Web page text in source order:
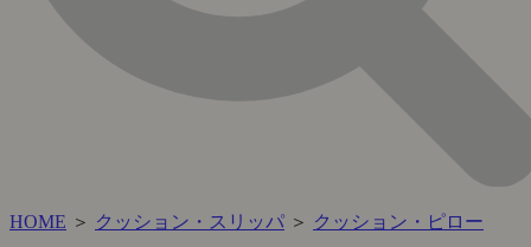
HOME ＞ クッション・スリッパ ＞ クッション・ピロー